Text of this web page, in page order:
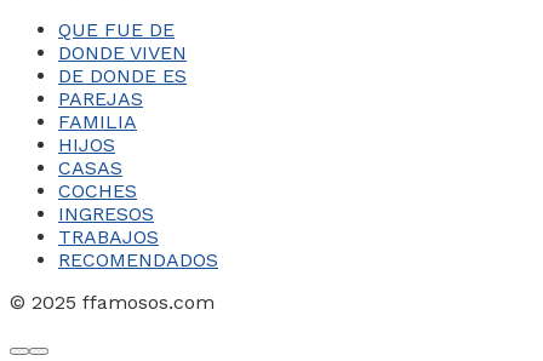
QUE FUE DE
DONDE VIVEN
DE DONDE ES
PAREJAS
FAMILIA
HIJOS
CASAS
COCHES
INGRESOS
TRABAJOS
RECOMENDADOS
© 2025 ffamosos.com